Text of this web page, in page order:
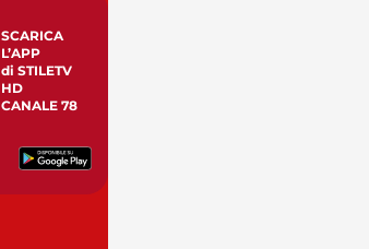
SCARICA
L’APP
di STILETV
HD
CANALE 78